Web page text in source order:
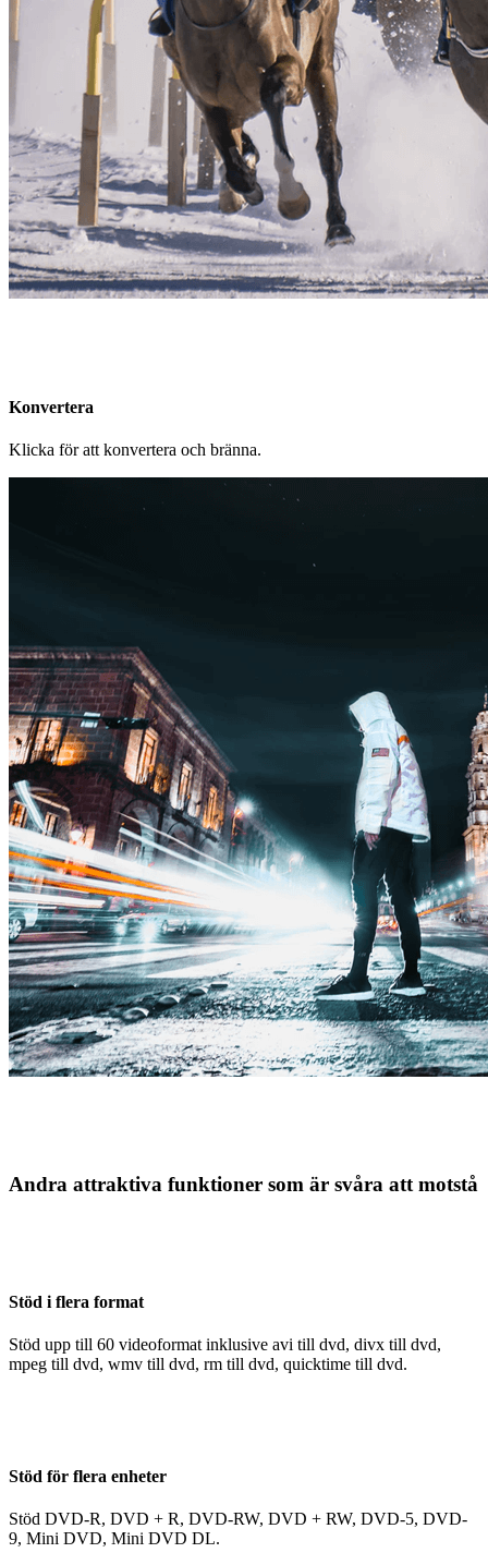
Konvertera
Klicka för att konvertera och bränna.
Andra attraktiva funktioner som är svåra att motstå
Stöd i flera format
Stöd upp till 60 videoformat inklusive avi till dvd, divx till dvd,
mpeg till dvd, wmv till dvd, rm till dvd, quicktime till dvd.
Stöd för flera enheter
Stöd DVD-R, DVD + R, DVD-RW, DVD + RW, DVD-5, DVD-
9, Mini DVD, Mini DVD DL.